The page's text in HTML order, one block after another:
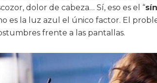
dolor de cabeza… Sí, eso es el “
es la luz azul el único factor. El
frente a las pantallas.